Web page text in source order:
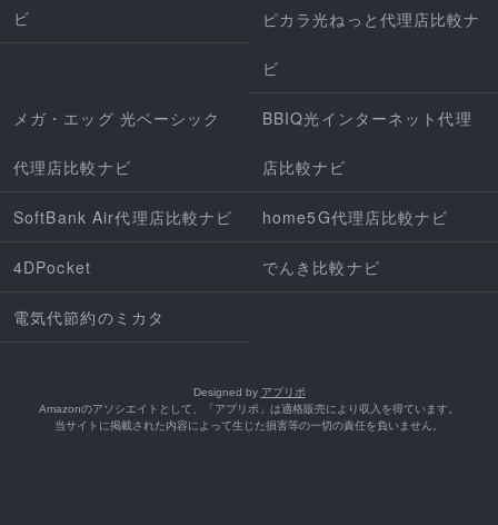
ビ ピカラ光ねっと代理店比較ナ
ビ
メガ・エッグ 光ベーシック
代理店比較ナビ
BBIQ光インターネット代理
店比較ナビ
SoftBank Air代理店比較ナビ home5G代理店比較ナビ
4DPocket でんき比較ナビ
電気代節約のミカタ
Designed by アプリポ
Amazonのアソシエイトとして、「アプリポ」は適格販売により収入を得ています。
当サイトに掲載された内容によって生じた損害等の一切の責任を負いません。